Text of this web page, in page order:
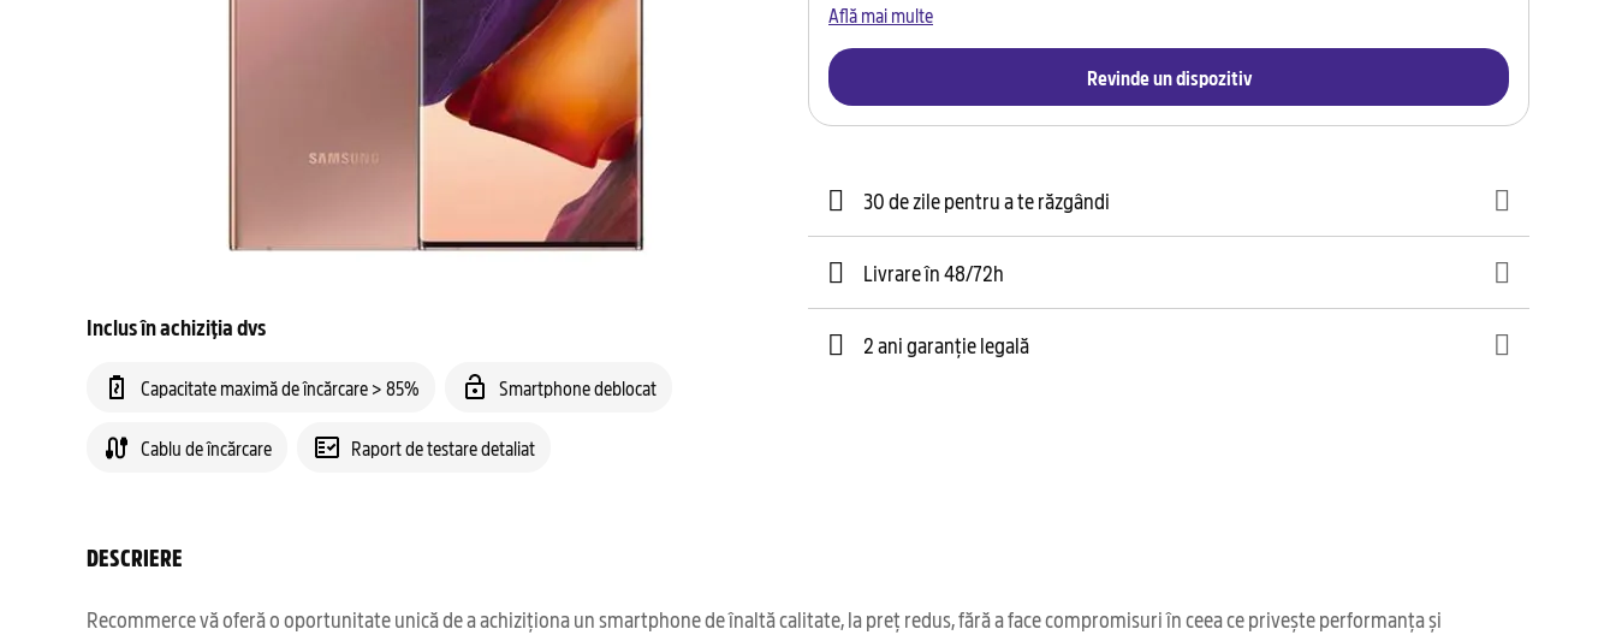
Inclus în achiziția dvs
Capacitate maximă de încărcare > 85% Smartphone deblocat
Cablu de încărcare Raport de testare detaliat
Află mai multe
Revinde un dispozitiv
30 de zile pentru a te răzgândi
Livrare în 48/72h
2 ani garanție legală
DESCRIERE
Recommerce vă oferă o oportunitate unică de a achiziționa un smartphone de înaltă calitate, la preț redus, fără a face compromisuri în ceea ce privește performanța și